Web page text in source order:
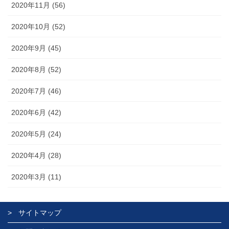
2020年11月 (56)
2020年10月 (52)
2020年9月 (45)
2020年8月 (52)
2020年7月 (46)
2020年6月 (42)
2020年5月 (24)
2020年4月 (28)
2020年3月 (11)
サイトマップ